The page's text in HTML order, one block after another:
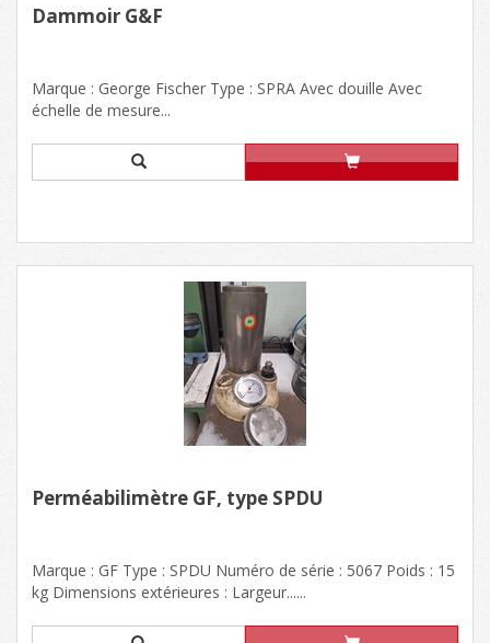
Dammoir G&F
Marque : George Fischer Type : SPRA Avec douille Avec
échelle de mesure...
Perméabilimètre GF, type SPDU
Marque : GF Type : SPDU Numéro de série : 5067 Poids : 15
kg Dimensions extérieures : Largeur......